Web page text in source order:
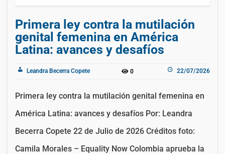
Primera ley contra la mutilación
genital femenina en América
Latina: avances y desafíos
Leandra Becerra Copete 0 22/07/2026
Primera ley contra la mutilación genital femenina en
América Latina: avances y desafíos Por: Leandra
Becerra Copete 22 de Julio de 2026 Créditos foto:
Camila Morales – Equality Now Colombia aprueba la